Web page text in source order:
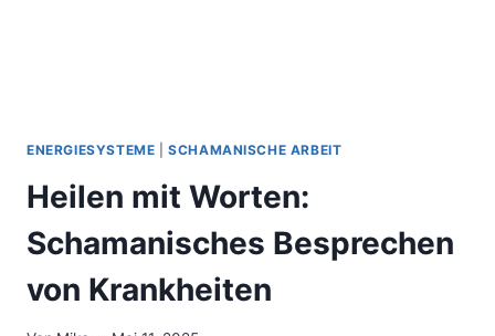
ENERGIESYSTEME |SCHAMANISCHE ARBEIT
Heilen mit Worten:
Schamanisches Besprechen
von Krankheiten